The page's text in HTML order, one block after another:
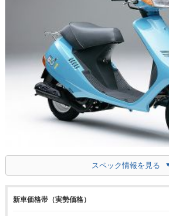
スペック情報を見る
新車価格帯（実勢価格）